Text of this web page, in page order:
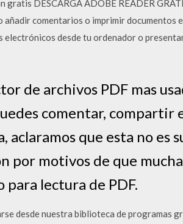
DESCARGA ADOBE READER
comentarios o imprimir documentos
electrónicos desde tu ordenador o
de archivos PDF mas
comentar,
aclaramos que esta no es
por motivos de que
para lectura de PDF.
desde nuestra biblioteca de programas